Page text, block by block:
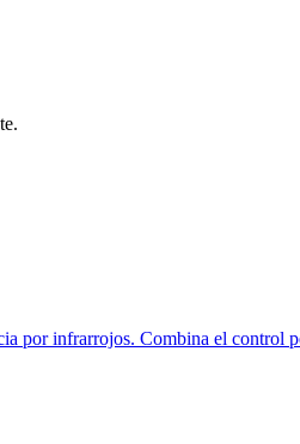
por infrarrojos. Combina el control